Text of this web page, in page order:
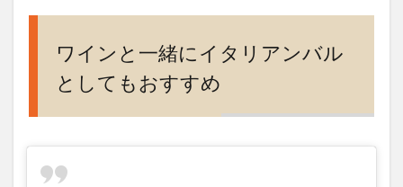
ワインと一緒にイタリアンバル
としてもおすすめ